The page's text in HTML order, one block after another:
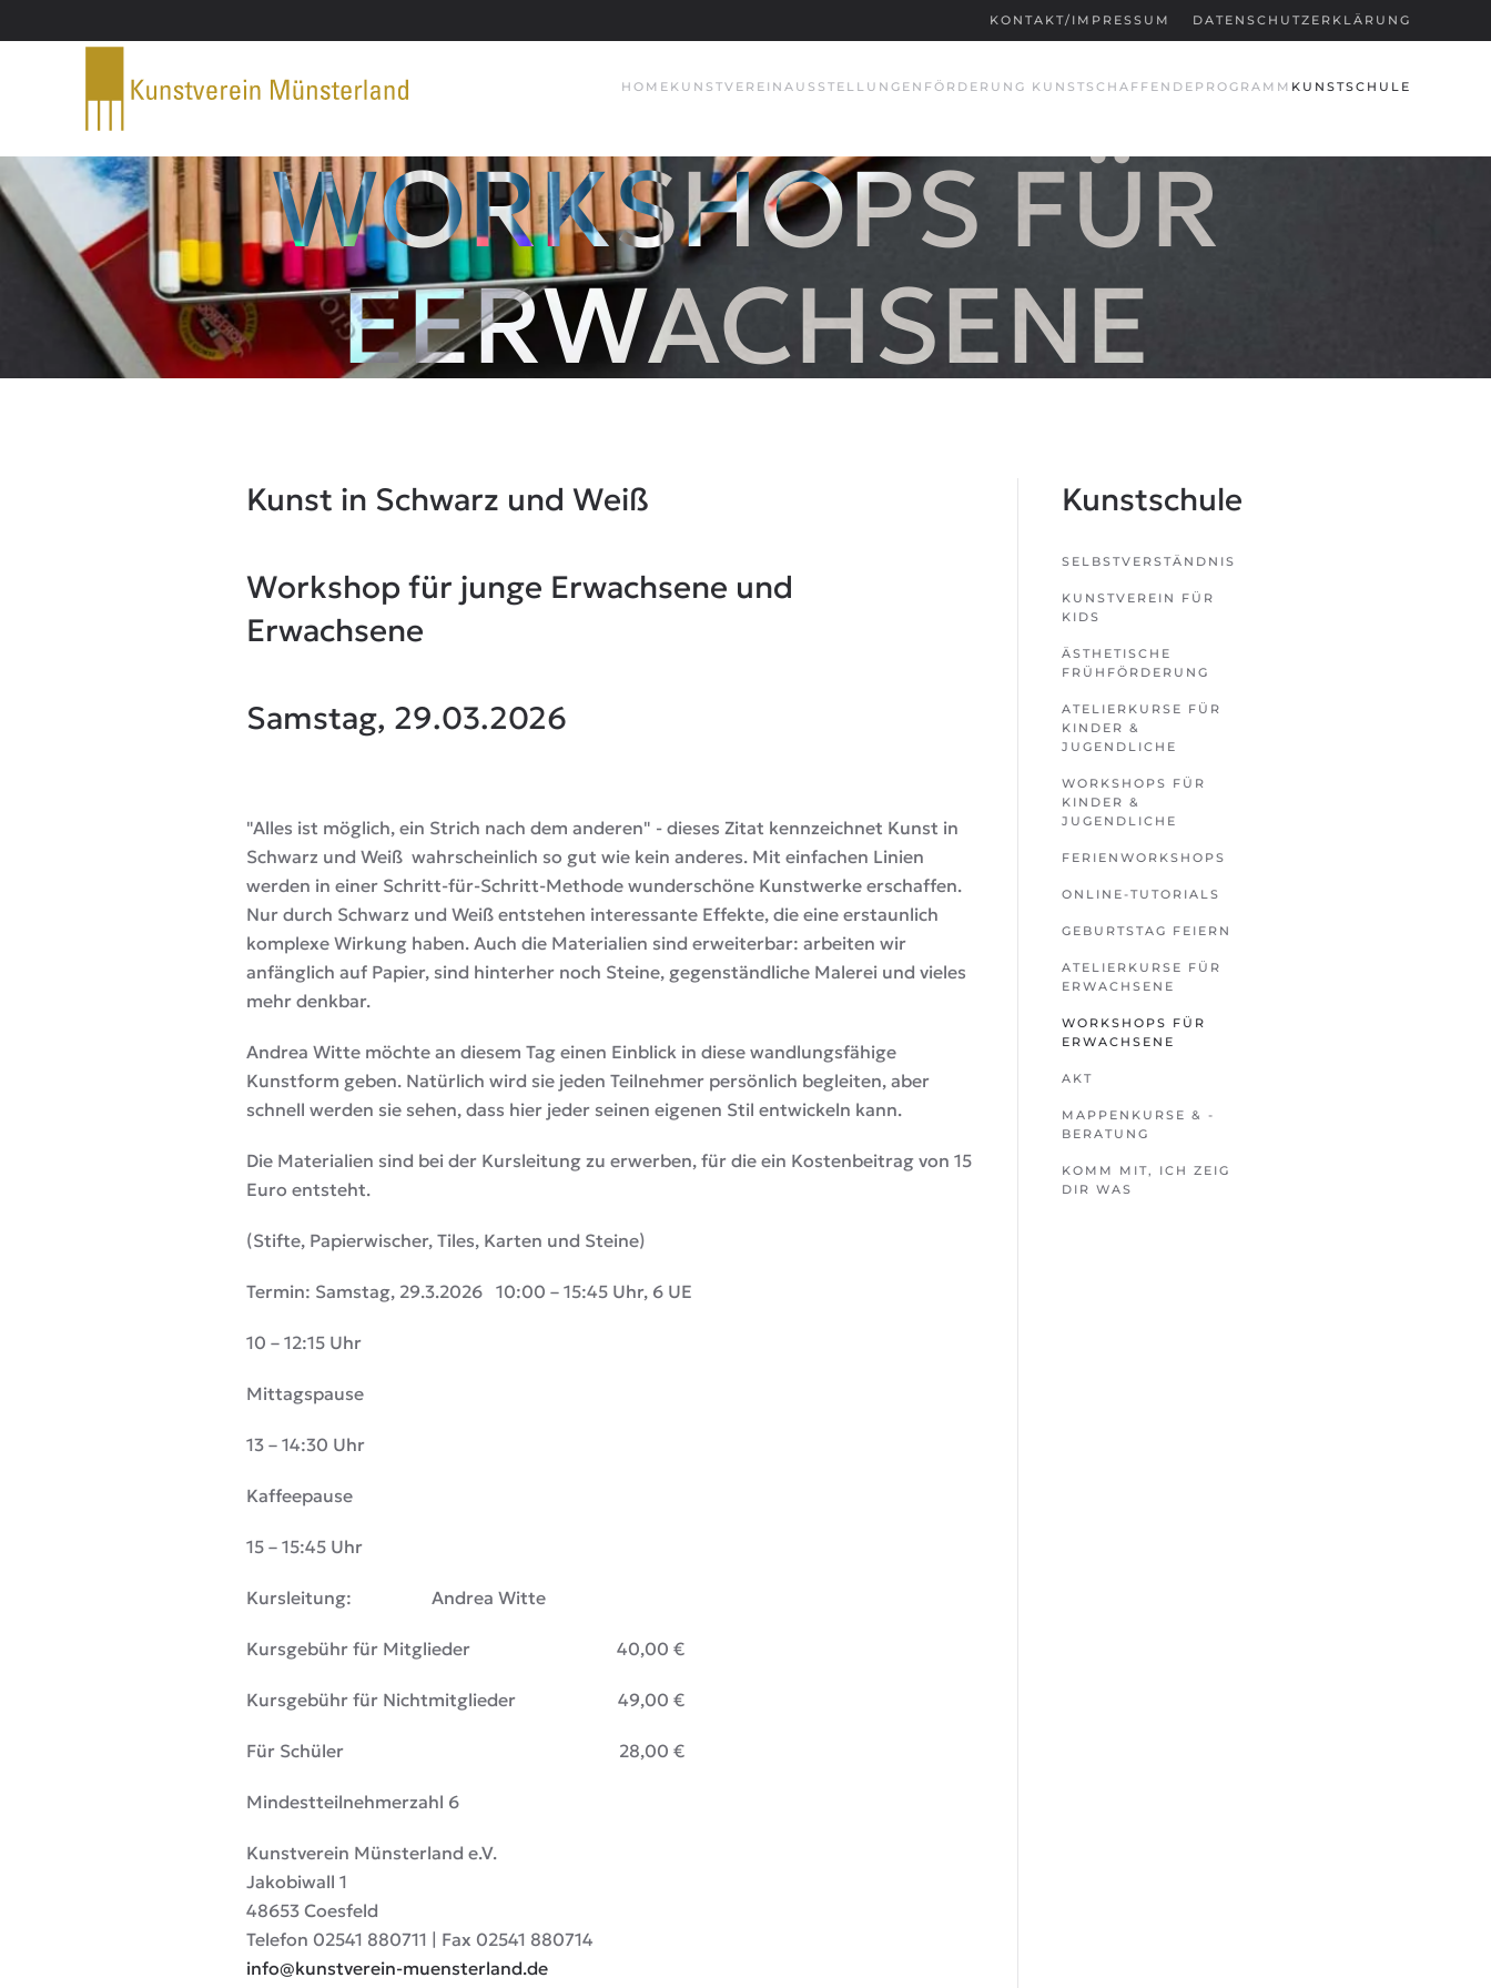
Zum Hauptinhalt springen
KONTAKT/IMPRESSUM DATENSCHUTZERKLÄRUNG
HOME KUNSTVEREIN AUSSTELLUNGEN FÖRDERUNG KUNSTSCHAFFENDE PROGRAMM KUNSTSCHULE
WORKSHOPS FÜR
EERWACHSENE
Kunst in Schwarz und Weiß
Workshop für junge Erwachsene und
Erwachsene
Samstag, 29.03.2026
"Alles ist möglich, ein Strich nach dem anderen" - dieses Zitat kennzeichnet Kunst in
Schwarz und Weiß wahrscheinlich so gut wie kein anderes. Mit einfachen Linien
werden in einer Schritt-für-Schritt-Methode wunderschöne Kunstwerke erschaffen.
Nur durch Schwarz und Weiß entstehen interessante Effekte, die eine erstaunlich
komplexe Wirkung haben. Auch die Materialien sind erweiterbar: arbeiten wir
anfänglich auf Papier, sind hinterher noch Steine, gegenständliche Malerei und vieles
mehr denkbar.
Andrea Witte möchte an diesem Tag einen Einblick in diese wandlungsfähige
Kunstform geben. Natürlich wird sie jeden Teilnehmer persönlich begleiten, aber
schnell werden sie sehen, dass hier jeder seinen eigenen Stil entwickeln kann.
Die Materialien sind bei der Kursleitung zu erwerben, für die ein Kostenbeitrag von 15
Euro entsteht.
(Stifte, Papierwischer, Tiles, Karten und Steine)
Termin: Samstag, 29.3.2026 10:00 – 15:45 Uhr, 6 UE
10 – 12:15 Uhr
Mittagspause
13 – 14:30 Uhr
Kaffeepause
15 – 15:45 Uhr
Kursleitung: Andrea Witte
Kursgebühr für Mitglieder 40,00 €
Kursgebühr für Nichtmitglieder 49,00 €
Für Schüler 28,00 €
Mindestteilnehmerzahl 6
Kunstverein Münsterland e.V.
Jakobiwall 1
48653 Coesfeld
Telefon 02541 880711 | Fax 02541 880714
info@kunstverein-muensterland.de
Kunstschule
SELBSTVERSTÄNDNIS
KUNSTVEREIN FÜR
KIDS
ÄSTHETISCHE
FRÜHFÖRDERUNG
ATELIERKURSE FÜR
KINDER &
JUGENDLICHE
WORKSHOPS FÜR
KINDER &
JUGENDLICHE
FERIENWORKSHOPS
ONLINE-TUTORIALS
GEBURTSTAG FEIERN
ATELIERKURSE FÜR
ERWACHSENE
WORKSHOPS FÜR
ERWACHSENE
AKT
MAPPENKURSE & -
BERATUNG
KOMM MIT, ICH ZEIG
DIR WAS